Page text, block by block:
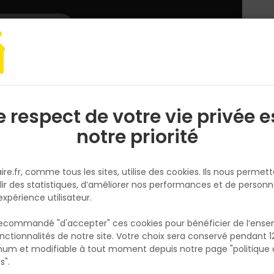
et traitement bois Peinture Expert PE V55 - Blanc Velours - Seau
CECIL PRO
Peinture Expert PE V55 - Blanc
Velours - Seau de 5L
Réf. 3381426095298
Peinture professionnelle blanc velours
une finition très soignée. Tendu parfait
belle finition MAT veloutée. Forte opacité
respect de votre vie privée
notre priorité
comme tous les sites, utilise des cookies. Ils nous
des statistiques, d’améliorer nos performances et de
utilisateur.
"d'accepter" ces cookies pour bénéficier de
de notre site. Votre choix sera conservé pendant
et modifiable à tout moment depuis notre page "politique